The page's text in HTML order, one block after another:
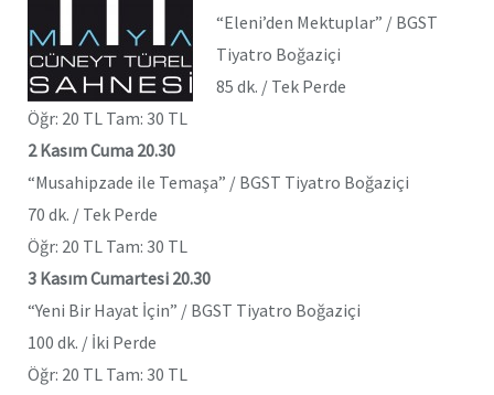
“Eleni’den Mektuplar” / BGST
Tiyatro Boğaziçi
85 dk. / Tek Perde
Öğr: 20 TL Tam: 30 TL
2 Kasım Cuma 20.30
“Musahipzade ile Temaşa” / BGST Tiyatro Boğaziçi
70 dk. / Tek Perde
Öğr: 20 TL Tam: 30 TL
3 Kasım Cumartesi 20.30
“Yeni Bir Hayat İçin” / BGST Tiyatro Boğaziçi
100 dk. / İki Perde
Öğr: 20 TL Tam: 30 TL